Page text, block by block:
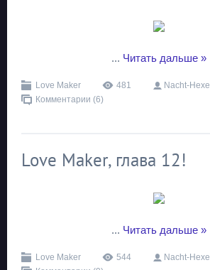
... Читать дальше »
Love Maker 481 Nacht-Hexe
Комментарии (6)
Love Maker, глава 12!
... Читать дальше »
Love Maker 544 Nacht-Hexe